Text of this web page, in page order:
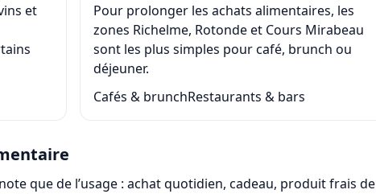
et
Pour prolonger les achats alimentaires, les
zones Richelme, Rotonde et Cours Mirabeau
sont les plus simples pour café, brunch ou
déjeuner.
Cafés & brunchRestaurants & bars
que de l’usage : achat quotidien, cadeau, produit frais de